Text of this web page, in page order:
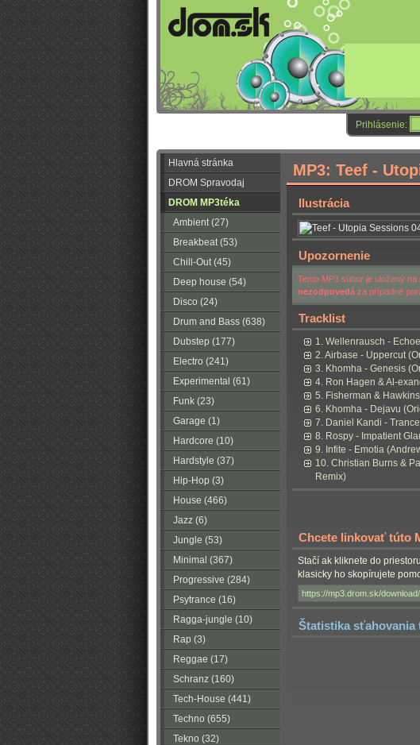
Prihlásenie:
Hlavná stránka
DROM Spravodaj
DROM MP3téka
Ambient (27)
Breakbeat (53)
Chill-Out (45)
Deep house (54)
Disco (24)
Drum and Bass (638)
Dubstep (177)
Electro (241)
Experimental (61)
Funk (23)
Garage (1)
Hardcore (10)
Hardstyle (37)
Hip-Hop (3)
House (466)
Jazz (6)
Jungle (53)
Minimal (367)
Progressive (284)
Psytrance (16)
Ragga-jungle (10)
Rap (3)
Reggae (17)
Schranz (160)
Tech-House (441)
Techno (655)
Tekno (32)
MP3: Teef -
Ilustrácia
Upozornenie
Tento MP3 súbor je uložený na
nezodpovedá za prípadné
Tracklist
1. Wellenrausch -
2. Airbase - Uppercut
3. Khomha - Genesis
4. Ron Hagen & Al-
5. Fisherman &
6. Khomha - Dejavu
7. Daniel Kandi -
8. Rospy - Impatient
9. Infite - Emotia
10. Christian Burns &
Remix)
Chcete linkovať túto
Stačí ak kliknete do
klasicky ho skopírujete
Štatistika sťahovania